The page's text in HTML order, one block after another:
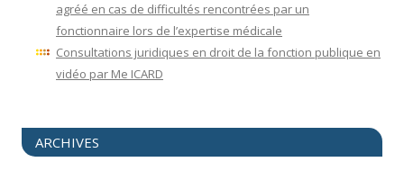
agréé en cas de difficultés rencontrées par un
fonctionnaire lors de l’expertise médicale
Consultations juridiques en droit de la fonction publique en
vidéo par Me ICARD
ARCHIVES